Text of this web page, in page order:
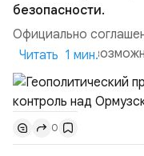
безопасности.
Официально
пункты — это
скорее всего будут
тезисы и
доли контроля (75
контролировали
50/50. Стало: Новое
Читать 1 мин.
0